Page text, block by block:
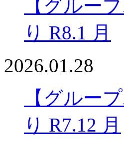
【グルー
り R8.1 月
2026.01.28
【グルー
り R7.12 月